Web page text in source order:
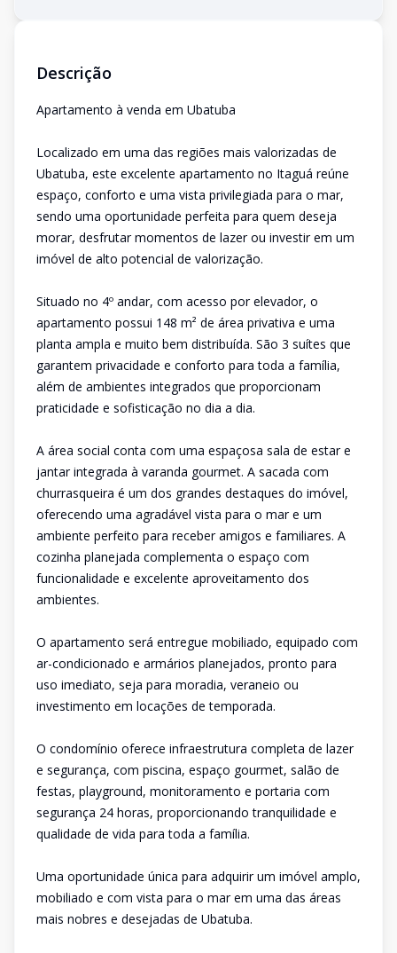
Descrição
Apartamento à venda em Ubatuba
Localizado em uma das regiões mais valorizadas de
Ubatuba, este excelente apartamento no Itaguá reúne
espaço, conforto e uma vista privilegiada para o mar,
sendo uma oportunidade perfeita para quem deseja
morar, desfrutar momentos de lazer ou investir em um
imóvel de alto potencial de valorização.
Situado no 4º andar, com acesso por elevador, o
apartamento possui 148 m² de área privativa e uma
planta ampla e muito bem distribuída. São 3 suítes que
garantem privacidade e conforto para toda a família,
além de ambientes integrados que proporcionam
praticidade e sofisticação no dia a dia.
A área social conta com uma espaçosa sala de estar e
jantar integrada à varanda gourmet. A sacada com
churrasqueira é um dos grandes destaques do imóvel,
oferecendo uma agradável vista para o mar e um
ambiente perfeito para receber amigos e familiares. A
cozinha planejada complementa o espaço com
funcionalidade e excelente aproveitamento dos
ambientes.
O apartamento será entregue mobiliado, equipado com
ar-condicionado e armários planejados, pronto para
uso imediato, seja para moradia, veraneio ou
investimento em locações de temporada.
O condomínio oferece infraestrutura completa de lazer
e segurança, com piscina, espaço gourmet, salão de
festas, playground, monitoramento e portaria com
segurança 24 horas, proporcionando tranquilidade e
qualidade de vida para toda a família.
Uma oportunidade única para adquirir um imóvel amplo,
mobiliado e com vista para o mar em uma das áreas
mais nobres e desejadas de Ubatuba.